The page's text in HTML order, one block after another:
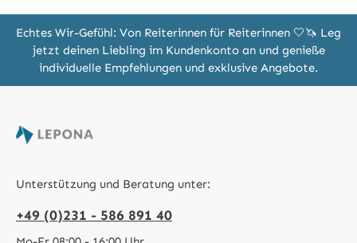
Echtes Wir-Gefühl: Von Reiterinnen für Reiterinnen 🤍🦄 Leg
jetzt deinen Liebling im Kundenkonto an und genieße
individuelle Empfehlungen und exklusive Angebote.
Unterstützung und Beratung unter:
+49 (0)231 - 586 891 40